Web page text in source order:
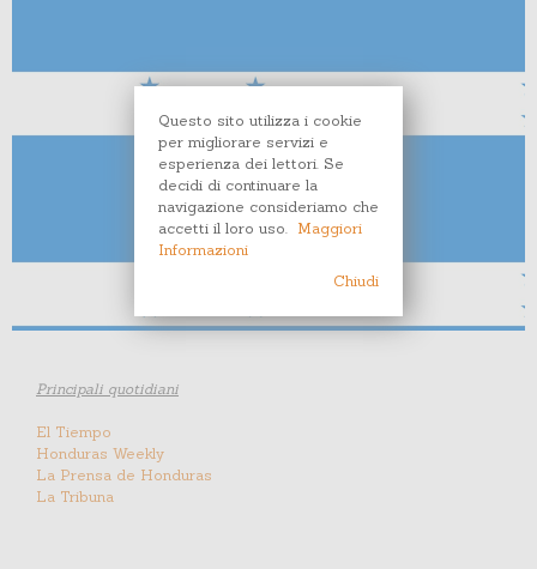
Principali quotidiani
El Tiempo
Honduras Weekly
La Prensa de Honduras
La Tribuna
Questo sito utilizza i cookie
per migliorare servizi e
esperienza dei lettori. Se
decidi di continuare la
navigazione consideriamo che
accetti il loro uso.
Maggiori
Informazioni
Chiudi